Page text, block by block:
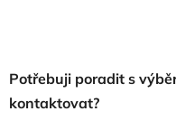
Potřebuji poradit s
kontaktovat?